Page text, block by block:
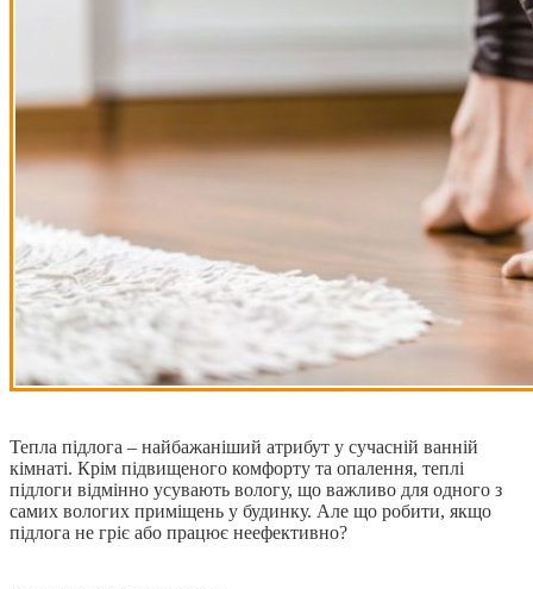
Тепла підлога – найбажаніший атрибут у сучасній ванній
кімнаті. Крім підвищеного комфорту та опалення, теплі
підлоги відмінно усувають вологу, що важливо для одного з
самих вологих приміщень у будинку. Але що робити, якщо
підлога не гріє або працює неефективно?